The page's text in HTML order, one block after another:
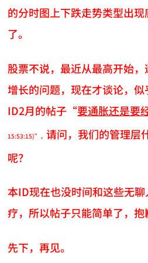
的分时图上下跌走势类型出
了。
股票不说，最近从最高开始
增长的问题，现在才谈论，
ID2月的帖子“要通胀还是要
15:53:15)”，请问，我们的管理层
呢？
本ID现在也没时间和这些无
疗，所以帖子只能简单了，抱
先下，再见。